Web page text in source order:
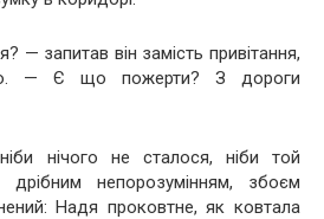
— запитав він замість привітання,
— Є що пожерти? З дороги
нічого не сталося, ніби той
непорозумінням, збоєм
Надя проковтне, як ковтала